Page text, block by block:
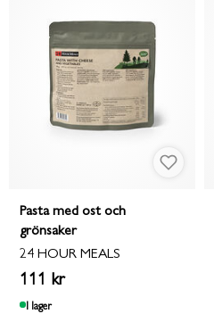
Pasta med ost och
grönsaker
24 HOUR MEALS
111 kr
I lager